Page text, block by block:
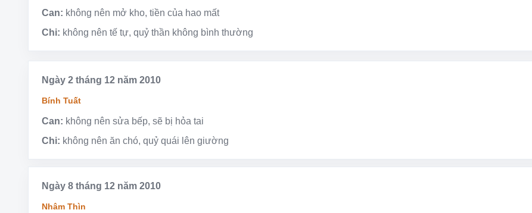
Can: không nên mở kho, tiền của hao mất
Chi: không nên tế tự, quỷ thần không bình thường
Ngày 2 tháng 12 năm 2010
Bính Tuất
Can: không nên sửa bếp, sẽ bị hỏa tai
Chi: không nên ăn chó, quỷ quái lên giường
Ngày 8 tháng 12 năm 2010
Nhâm Thìn